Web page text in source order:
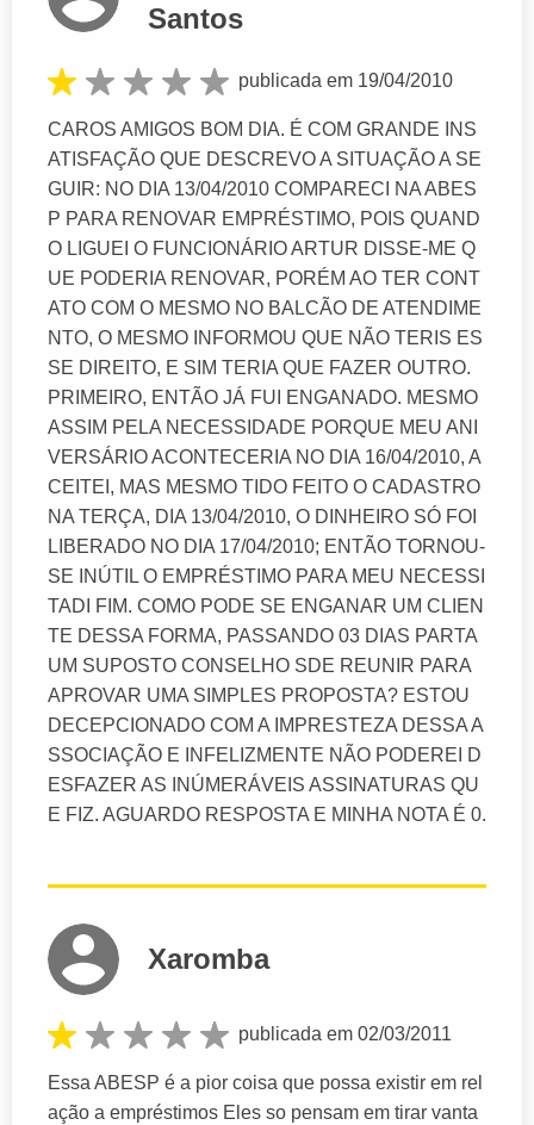
Santos
publicada em 19/04/2010
CAROS AMIGOS BOM DIA. É COM GRANDE INS
ATISFAÇÃO QUE DESCREVO A SITUAÇÃO A SE
GUIR: NO DIA 13/04/2010 COMPARECI NA ABES
P PARA RENOVAR EMPRÉSTIMO, POIS QUAND
O LIGUEI O FUNCIONÁRIO ARTUR DISSE-ME Q
UE PODERIA RENOVAR, PORÉM AO TER CONT
ATO COM O MESMO NO BALCÃO DE ATENDIME
NTO, O MESMO INFORMOU QUE NÃO TERIS ES
SE DIREITO, E SIM TERIA QUE FAZER OUTRO.
PRIMEIRO, ENTÃO JÁ FUI ENGANADO. MESMO
ASSIM PELA NECESSIDADE PORQUE MEU ANI
VERSÁRIO ACONTECERIA NO DIA 16/04/2010, A
CEITEI, MAS MESMO TIDO FEITO O CADASTRO
NA TERÇA, DIA 13/04/2010, O DINHEIRO SÓ FOI
LIBERADO NO DIA 17/04/2010; ENTÃO TORNOU-
SE INÚTIL O EMPRÉSTIMO PARA MEU NECESSI
TADI FIM. COMO PODE SE ENGANAR UM CLIEN
TE DESSA FORMA, PASSANDO 03 DIAS PARTA
UM SUPOSTO CONSELHO SDE REUNIR PARA
APROVAR UMA SIMPLES PROPOSTA? ESTOU
DECEPCIONADO COM A IMPRESTEZA DESSA A
SSOCIAÇÃO E INFELIZMENTE NÃO PODEREI D
ESFAZER AS INÚMERÁVEIS ASSINATURAS QU
E FIZ. AGUARDO RESPOSTA E MINHA NOTA É 0.
Xaromba
publicada em 02/03/2011
Essa ABESP é a pior coisa que possa existir em rel
ação a empréstimos Eles so pensam em tirar vanta